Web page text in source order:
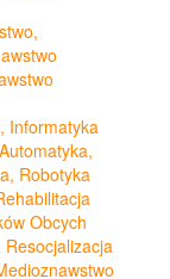
Informatyka
Robotyka
Obcych
Resocjalizacja